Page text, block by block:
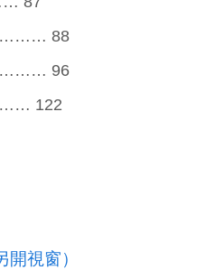
88
96
122
視窗）